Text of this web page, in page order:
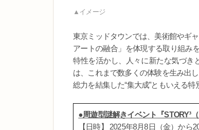
▲イメージ
東京ミッドタウンでは、美術館やギ
アートの融合」を体現する取り組み
特性を活かし、人々に新たな気づき
は、これまで数多くの体験を生み出
総力を結集した“集大成”ともいえる特
●周遊型謎解きイベント『STORY³
【日時】 2025年8月8日（金）から